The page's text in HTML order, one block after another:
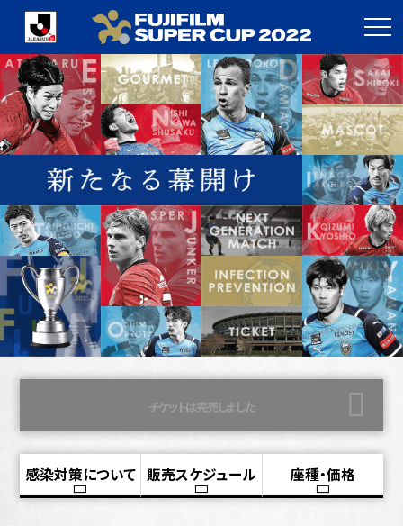
チケットは完売しました
感染対策について 販売スケジュール 座種・価格